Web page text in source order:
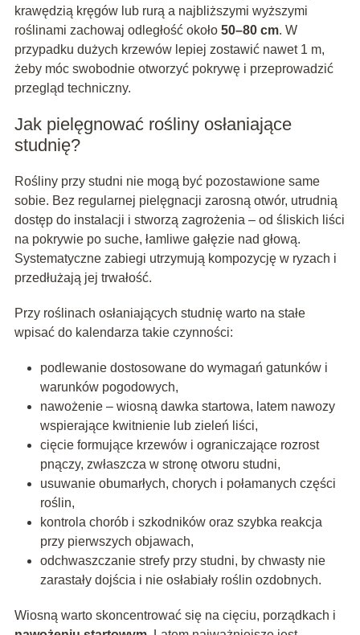
krawędzią kręgów lub rurą a najbliższymi wyższymi
roślinami zachowaj odległość około 50–80 cm. W
przypadku dużych krzewów lepiej zostawić nawet 1 m,
żeby móc swobodnie otworzyć pokrywę i przeprowadzić
przegląd techniczny.
Jak pielęgnować rośliny osłaniające
studnię?
Rośliny przy studni nie mogą być pozostawione same
sobie. Bez regularnej pielęgnacji zarosną otwór, utrudnią
dostęp do instalacji i stworzą zagrożenia – od śliskich liści
na pokrywie po suche, łamliwe gałęzie nad głową.
Systematyczne zabiegi utrzymują kompozycję w ryzach i
przedłużają jej trwałość.
Przy roślinach osłaniających studnię warto na stałe
wpisać do kalendarza takie czynności:
podlewanie dostosowane do wymagań gatunków i
warunków pogodowych,
nawożenie – wiosną dawka startowa, latem nawozy
wspierające kwitnienie lub zieleń liści,
cięcie formujące krzewów i ograniczające rozrost
pnączy, zwłaszcza w stronę otworu studni,
usuwanie obumarłych, chorych i połamanych części
roślin,
kontrola chorób i szkodników oraz szybka reakcja
przy pierwszych objawach,
odchwaszczanie strefy przy studni, by chwasty nie
zarastały dojścia i nie osłabiały roślin ozdobnych.
Wiosną warto skoncentrować się na cięciu, porządkach i